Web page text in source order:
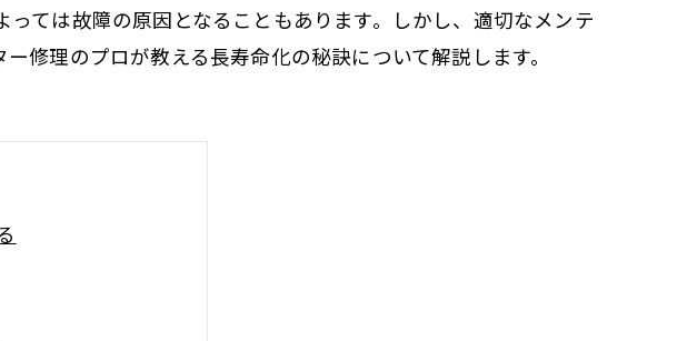
ては故障の原因となることもあります。しかし、適切なメンテ
修理のプロが教える長寿命化の秘訣について解説します。